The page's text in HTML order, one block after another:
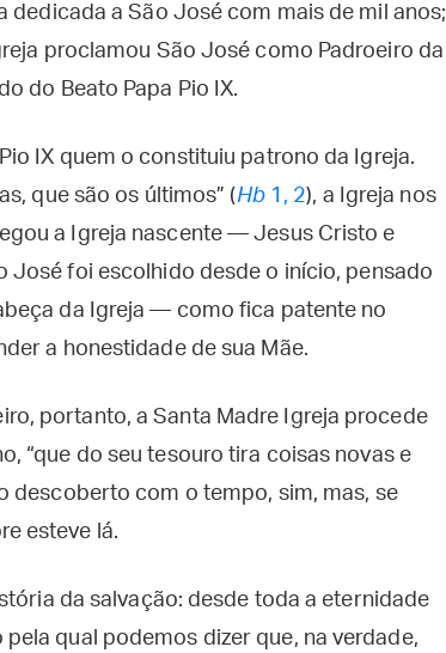
dedicada a São José com mais de mil anos;
proclamou São José como Padroeiro da
do Beato Papa Pio IX.
IX quem o constituiu patrono da Igreja.
que são os últimos” (Hb1, 2), a Igreja nos
a Igreja nascente — Jesus Cristo e
José foi escolhido desde o início, pensado
da Igreja — como fica patente no
a honestidade de sua Mãe.
portanto, a Santa Madre Igreja procede
“que do seu tesouro tira coisas novas e
descoberto com o tempo, sim, mas, se
esteve lá.
da salvação: desde toda a eternidade
qual podemos dizer que, na verdade,